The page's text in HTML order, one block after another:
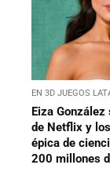
EN 3D JUEGOS
Eiza
de Netflix y
épica de
200 millones